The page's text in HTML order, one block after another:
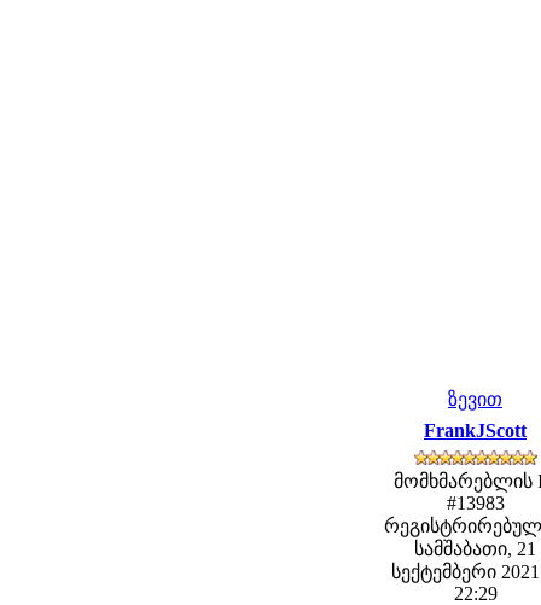
ზევით
FrankJScott
მომხმარებლის
#13983
სამშაბათი, 21
სექტემბერი
22:29